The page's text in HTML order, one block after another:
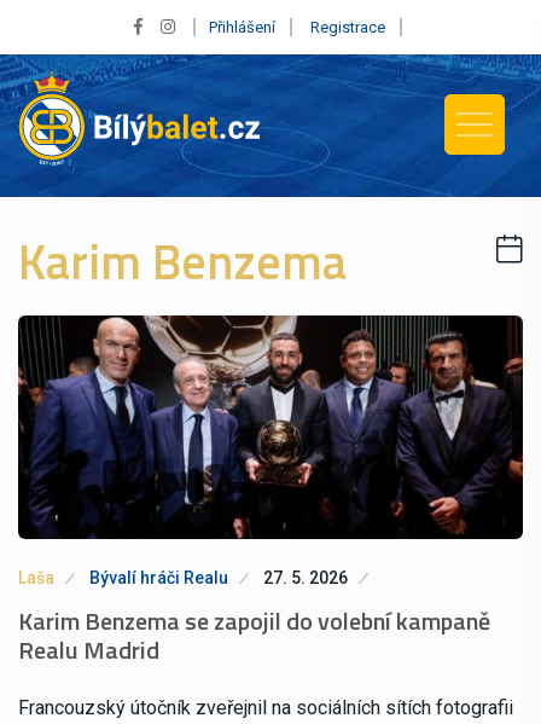
Přihlášení Registrace
Karim Benzema
Laša Bývalí hráči Realu 27. 5. 2026
Karim Benzema se zapojil do volební kampaně
Realu Madrid
Francouzský útočník zveřejnil na sociálních sítích fotografii